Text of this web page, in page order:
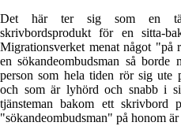
Det här ter sig som en
skrivbordsprodukt för en sitta-
Migrationsverket menat något
en sökandeombudsman så
person som hela tiden rör sig ute
och som är lyhörd och snabb i
tjänsteman bakom ett skrivbord
"sökandeombudsman" på honom